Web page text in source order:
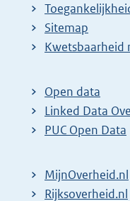
Sitemap
E
t
e
r
l
Kwetsbaarheid
Open data
Linked Data
PUC Open Data
MijnOverheid.nl
E
Rijksoverheid.nl